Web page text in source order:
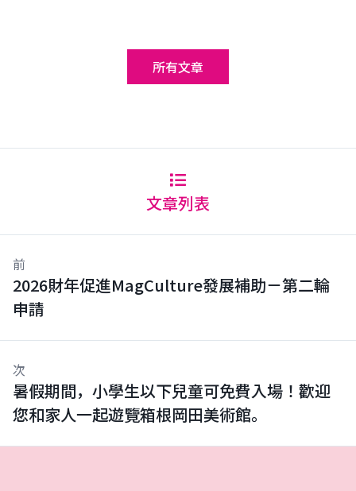
所有文章
文章列表
前
2026財年促進MagCulture發展補助－第二輪
申請
次
暑假期間，小學生以下兒童可免費入場！歡迎
您和家人一起遊覽箱根岡田美術館。